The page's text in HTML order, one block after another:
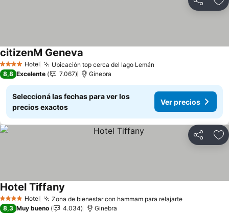
Compartir
4 EstrellasHotel Ubicación top cerca del lago Lemán
citizenM Geneva
8,8 Excelente 7.067 Ginebra
Seleccioná las fechas para ver los
precios exactos
Ver precios
Compartir
4 EstrellasHotel Zona de bienestar con hammam para relajarte
Hotel Tiffany
8,3 Muy bueno 4.034 Ginebra